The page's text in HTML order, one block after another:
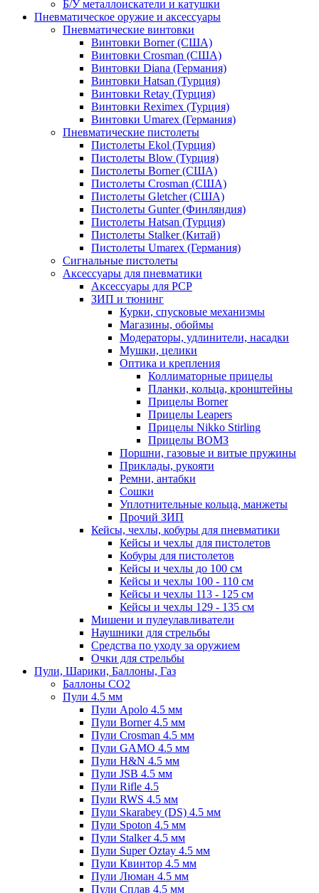
Б/У металлоискатели и катушки
Пневматическое оружие и аксессуары
Пневматические винтовки
Винтовки Borner (США)
Винтовки Crosman (США)
Винтовки Diana (Германия)
Винтовки Hatsan (Турция)
Винтовки Retay (Турция)
Винтовки Reximex (Турция)
Винтовки Umarex (Германия)
Пневматические пистолеты
Пистолеты Ekol (Турция)
Пистолеты Blow (Турция)
Пистолеты Borner (США)
Пистолеты Crosman (США)
Пистолеты Gletcher (США)
Пистолеты Gunter (Финляндия)
Пистолеты Hatsan (Турция)
Пистолеты Stalker (Китай)
Пистолеты Umarex (Германия)
Сигнальные пистолеты
Аксессуары для пневматики
Аксессуары для PCP
ЗИП и тюнинг
Курки, спусковые механизмы
Магазины, обоймы
Модераторы, удлинители, насадки
Мушки, целики
Оптика и крепления
Коллиматорные прицелы
Планки, кольца, кронштейны
Прицелы Borner
Прицелы Leapers
Прицелы Nikko Stirling
Прицелы ВОМЗ
Поршни, газовые и витые пружины
Приклады, рукояти
Ремни, антабки
Сошки
Уплотнительные кольца, манжеты
Прочий ЗИП
Кейсы, чехлы, кобуры для пневматики
Кейсы и чехлы для пистолетов
Кобуры для пистолетов
Кейсы и чехлы до 100 см
Кейсы и чехлы 100 - 110 см
Кейсы и чехлы 113 - 125 см
Кейсы и чехлы 129 - 135 см
Мишени и пулеулавливатели
Наушники для стрельбы
Средства по уходу за оружием
Очки для стрельбы
Пули, Шарики, Баллоны, Газ
Баллоны CO2
Пули 4.5 мм
Пули Apolo 4.5 мм
Пули Borner 4.5 мм
Пули Crosman 4.5 мм
Пули GAMO 4.5 мм
Пули H&N 4.5 мм
Пули JSB 4.5 мм
Пули Rifle 4.5
Пули RWS 4.5 мм
Пули Skarabey (DS) 4.5 мм
Пули Spoton 4.5 мм
Пули Stalker 4.5 мм
Пули Super Oztay 4.5 мм
Пули Квинтор 4.5 мм
Пули Люман 4.5 мм
Пули Сплав 4.5 мм